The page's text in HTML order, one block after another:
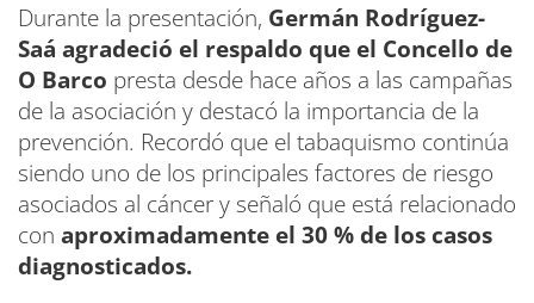
Durante la presentación, Germán Rodríguez-
Saá agradeció el respaldo que el Concello de
O Barco presta desde hace años a las campañas
de la asociación y destacó la importancia de la
prevención. Recordó que el tabaquismo continúa
siendo uno de los principales factores de riesgo
asociados al cáncer y señaló que está relacionado
con aproximadamente el 30 % de los casos
diagnosticados.